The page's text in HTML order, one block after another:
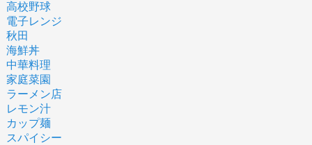
高校野球
電子レンジ
秋田
海鮮丼
中華料理
家庭菜園
ラーメン店
レモン汁
カップ麺
スパイシー